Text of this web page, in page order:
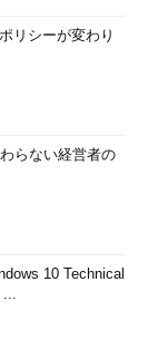
リシーが変わり
らない経営者の
10 Technical
...